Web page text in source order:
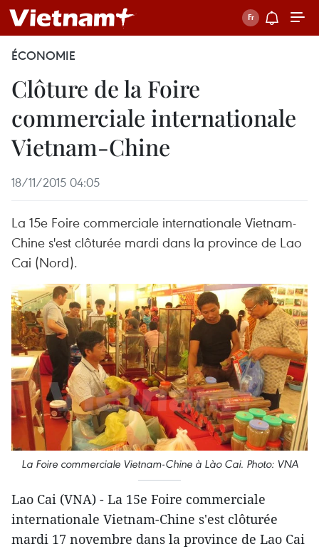
ÉCONOMIE
Clôture de la Foire
commerciale internationale
Vietnam-Chine
18/11/2015 04:05
La 15e Foire commerciale internationale Vietnam-
Chine s'est clôturée mardi dans la province de Lao
Cai (Nord).
La Foire commerciale Vietnam-Chine à Lào Cai. Photo: VNA
Lao Cai (VNA) - La 15e Foire commerciale
internationale Vietnam-Chine s'est clôturée
mardi 17 novembre dans la province de Lao Cai